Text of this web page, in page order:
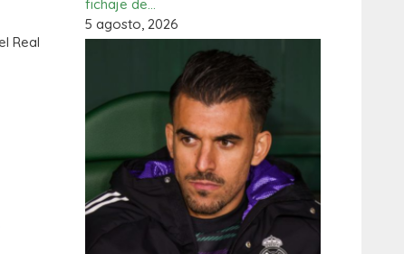
Real
fichaje de…
5 agosto, 2026